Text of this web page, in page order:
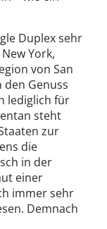
Duplex sehr
York,
von San
den Genuss
lediglich für
steht
zur
die
in der
einer
immer sehr
Demnach